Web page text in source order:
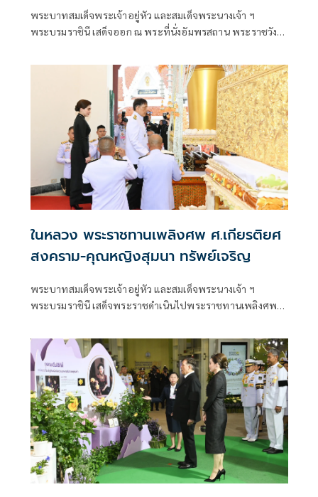
พระบาทสมเด็จพระเจ้าอยู่หัว และสมเด็จพระนางเจ้า ฯ
พระบรมราชินี เสด็จออก ณ พระที่นั่งอัมพรสถาน พระราชวัง
เฝ้าทูลละอองธุลีพระบาท ตามลำดับดังนี้
ในหลวง พระราชทานเพลิงศพ ศ.เกียรติยศ
สงคราม-คุณหญิงสุมนา ทรัพย์เจริญ
พระบาทสมเด็จพระเจ้าอยู่หัว และสมเด็จพระนางเจ้า ฯ
พระบรมราชินี เสด็จพระราชดำเนินไปพระราชทานเพลิงศพ
ป.จ.,ม.ป.ช.,ม.ว.ม.,ภ.ป.ร. 3 ,ว.ป.ร.3 และคุณหญิงสุมนา ทรัพย์
เจริญ ต.จ.,ป.ม.